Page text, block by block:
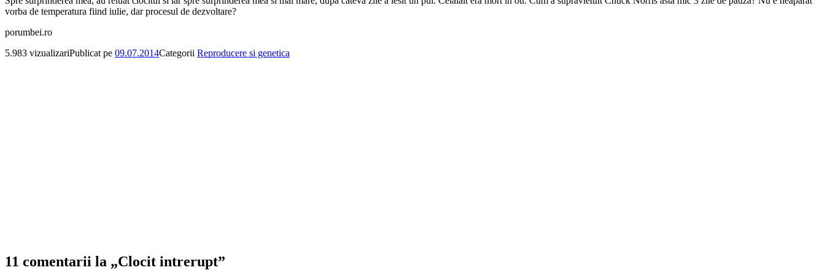
vorba de temperatura fiind iulie, dar procesul de dezvoltare?
porumbei.ro
5.983 vizualizariPublicat pe 09.07.2014Categorii Reproducere si genetica
11 comentarii la „Clocit intrerupt”